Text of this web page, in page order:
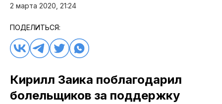
2 марта 2020, 21:24
ПОДЕЛИТЬСЯ:
Кирилл Заика поблагодарил
болельщиков за поддержку